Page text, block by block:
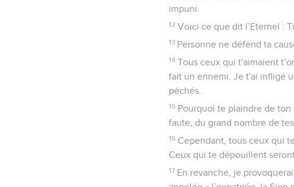
impuni.
12 Voici ce que dit l’Eternel :
13 Personne ne défend ta
14 Tous ceux qui t'aimaient
fait un ennemi. Je t'ai infligé
péchés.
15 Pourquoi te plaindre de ton
faute, du grand nombre de
16 Cependant, tous ceux qui
Ceux qui te dépouillent
17 En revanche, je